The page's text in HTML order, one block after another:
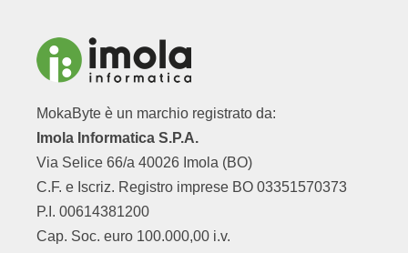
MokaByte è un marchio registrato da:
Imola Informatica S.P.A.
Via Selice 66/a 40026 Imola (BO)
C.F. e Iscriz. Registro imprese BO 03351570373
P.I. 00614381200
Cap. Soc. euro 100.000,00 i.v.